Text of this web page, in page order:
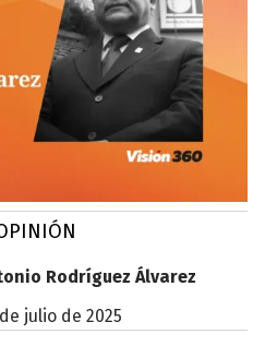
Rodríguez Álvarez
julio de 2025